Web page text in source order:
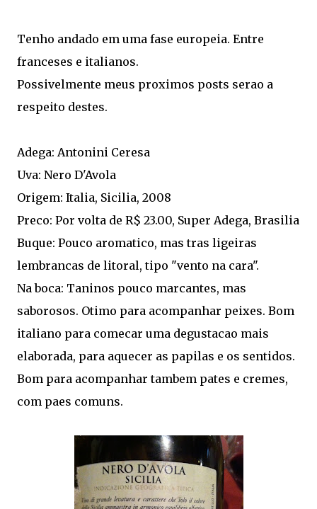
Tenho andado em uma fase europeia. Entre
franceses e italianos.
Possivelmente meus proximos posts serao a
respeito destes.
Adega: Antonini Ceresa
Uva: Nero D'Avola
Origem: Italia, Sicilia, 2008
Preco: Por volta de R$ 23.00, Super Adega, Brasilia
Buque: Pouco aromatico, mas tras ligeiras
lembrancas de litoral, tipo "vento na cara".
Na boca: Taninos pouco marcantes, mas
saborosos. Otimo para acompanhar peixes. Bom
italiano para comecar uma degustacao mais
elaborada, para aquecer as papilas e os sentidos.
Bom para acompanhar tambem pates e cremes,
com paes comuns.